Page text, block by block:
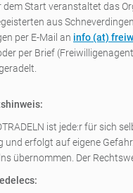
dem Start veranstaltet das
aus
per E-Mail an info (at)
per Brief
ist jede:r für sich
und erfolgt auf eigene
übernommen. Der